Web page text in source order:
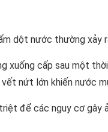
dột nước thường xảy
xuống cấp sau một
nứt lớn khiến nước
để các nguy cơ